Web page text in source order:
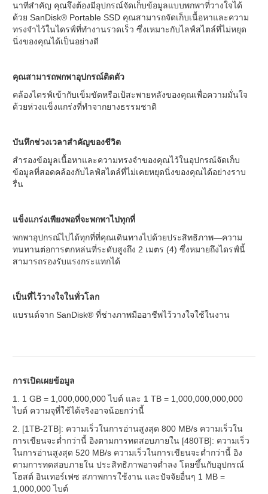
นาทีสำคัญ คุณจึงต้องมีอุปกรณ์จัดเก็บข้อมูลแบบพกพาที่วางใจได้
ด้วย SanDisk® Portable SSD คุณสามารถจัดเก็บเนื้อหาและความ
ทรงจำไว้ในไดรฟ์ที่ทำงานรวดเร็ว ซึ่งเหมาะกับไลฟ์สไตล์ที่ไม่หยุด
นิ่งของคุณได้เป็นอย่างดี
คุณสามารถพกพาอุปกรณ์ติดตัว
คล้องไดรฟ์เข้ากับเข็มขัดหรือเป้สะพายหลังของคุณเพื่อความมั่นใจ
ด้วยห่วงแข็งแกร่งที่ทำจากยางธรรมชาติ
บันทึกช่วงเวลาสำคัญของชีวิต
สำรองข้อมูลเนื้อหาและความทรงจำของคุณไว้ในอุปกรณ์จัดเก็บ
ข้อมูลที่สอดคล้องกับไลฟ์สไตล์ที่ไม่เคยหยุดนิ่งของคุณได้อย่างราบ
รื่น
แข็งแกร่งเพียงพอที่จะพกพาไปทุกที่
พกพาอุปกรณ์ไปได้ทุกที่ที่คุณเดินทางไปด้วยประสิทธิภาพ—ความ
ทนทานต่อการตกหล่นที่ระดับสูงถึง 2 เมตร (4) ซึ่งหมายถึงไดรฟ์นี้
สามารถรองรับแรงกระแทกได้
เป็นที่ไว้วางใจในทั่วโลก
แบรนด์จาก SanDisk® ที่ช่างภาพมืออาชีพไว้วางใจใช้ในงาน
การเปิดเผยข้อมูล
1. 1 GB = 1,000,000,000 ไบต์ และ 1 TB = 1,000,000,000,000
ไบต์ ความจุที่ใช้ได้จริงอาจน้อยกว่านี้
2. [1TB-2TB]: ความเร็วในการอ่านสูงสุด 800 MB/s ความเร็วใน
การเขียนจะต่ำกว่านี้ อิงตามการทดสอบภายใน [480TB]: ความเร็ว
ในการอ่านสูงสุด 520 MB/s ความเร็วในการเขียนจะต่ำกว่านี้ อิง
ตามการทดสอบภายใน ประสิทธิภาพอาจต่ำลง โดยขึ้นกับอุปกรณ์
โฮสต์ อินเทอร์เฟซ สภาพการใช้งาน และปัจจัยอื่นๆ 1 MB =
1,000,000 ไบต์